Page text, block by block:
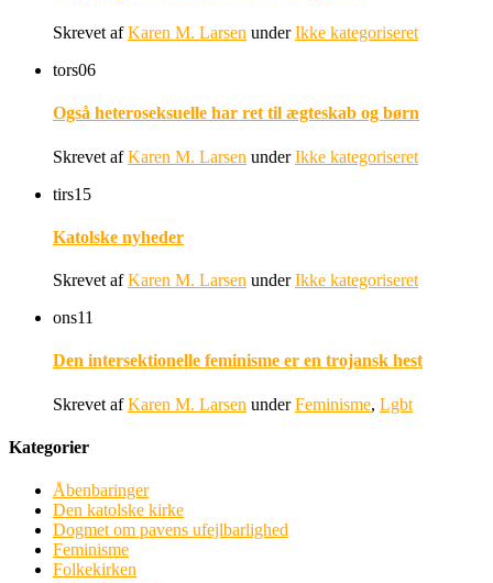
Skrevet afKaren M. Larsen underIkke kategoriseret
tors06
Også heteroseksuelle har ret til ægteskab og børn
Skrevet afKaren M. Larsen underIkke kategoriseret
tirs15
Katolske nyheder
Skrevet afKaren M. Larsen underIkke kategoriseret
ons11
Den intersektionelle feminisme er en trojansk hest
Skrevet afKaren M. Larsen underFeminisme, Lgbt
Kategorier
Åbenbaringer
Den katolske kirke
Dogmet om pavens ufejlbarlighed
Feminisme
Folkekirken